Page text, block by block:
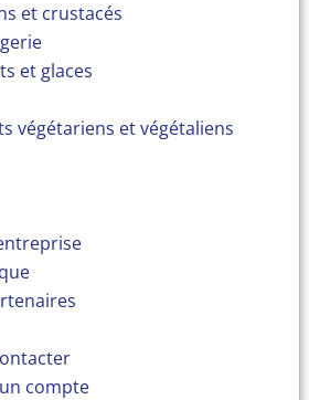
et crustacés
et glaces
végétariens et végétaliens
compte